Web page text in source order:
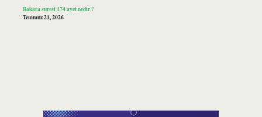
Bakara suresi 174 ayet nedir ?
Temmuz 21, 2026